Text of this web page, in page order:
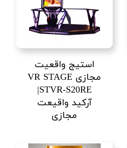
استیج واقعیت
مجازی VR STAGE
STVR-S20RE|
آرکید واقیعت
مجازی